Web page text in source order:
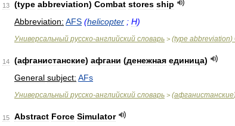
13 (type abbreviation) Combat stores ship
Abbreviation: AFS (helicopter ; H)
Универсальный русско-английский словарь > (type abbreviation)
14 (афганистанские) афгани (денежная единица)
General subject: AFs
Универсальный русско-английский словарь > (афганистанские
15 Abstract Force Simulator